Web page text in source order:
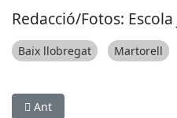
Redacció/Fotos:
Baix llobregat Martorell
Article anterior: El Prat
Ant